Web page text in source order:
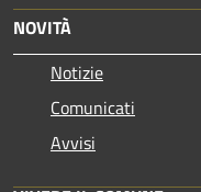
NOVITÀ
Notizie
Comunicati
Avvisi